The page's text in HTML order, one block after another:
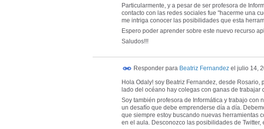
Particularmente, y a pesar de ser profesora de
contacto con las redes sociales fue "hacerme una
me intriga conocer las posibilidades que esta
Espero poder aprender sobre este nuevo recurso
Saludos!!!
Responder para Beatriz Fernandez el julio 14,
Hola Odaly! soy Beatriz Fernandez, desde
lado del océano hay colegas con ganas de trabajar
Soy también profesora de Informática y trabajo con
un desafío que debe emprenderse día a día.
que siempre estoy buscando nuevas herramientas
en el aula. Desconozco las posibilidades de